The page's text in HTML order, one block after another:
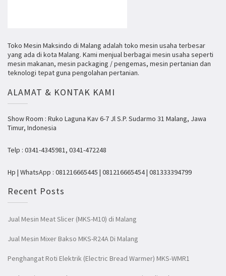
Toko Mesin Maksindo di Malang adalah toko mesin usaha terbesar
yang ada di kota Malang. Kami menjual berbagai mesin usaha seperti
mesin makanan, mesin packaging / pengemas, mesin pertanian dan
teknologi tepat guna pengolahan pertanian.
ALAMAT & KONTAK KAMI
Show Room : Ruko Laguna Kav 6-7 Jl S.P. Sudarmo 31 Malang, Jawa
Timur, Indonesia
Telp : 0341-4345981, 0341-472248
Hp | WhatsApp : 081216665445 | 081216665454 | 081333394799
Recent Posts
Jual Mesin Meat Slicer (MKS-M10) di Malang
Jual Mesin Mixer Bakso MKS-R24A Di Malang
Penghangat Roti Elektrik (Electric Bread Warmer) MKS-WMR1